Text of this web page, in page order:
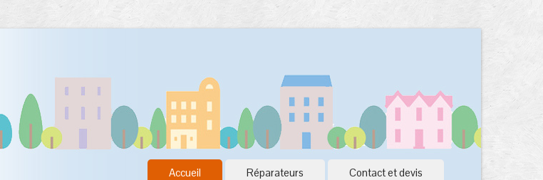
Accueil Réparateurs Contact et devis